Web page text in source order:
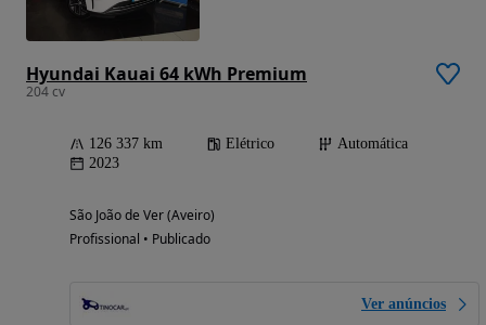
Hyundai Kauai 64 kWh Premium
204 cv
126 337 km Elétrico
Automática
2023
São João de Ver (Aveiro)
Profissional • Publicado
Ver anúncios